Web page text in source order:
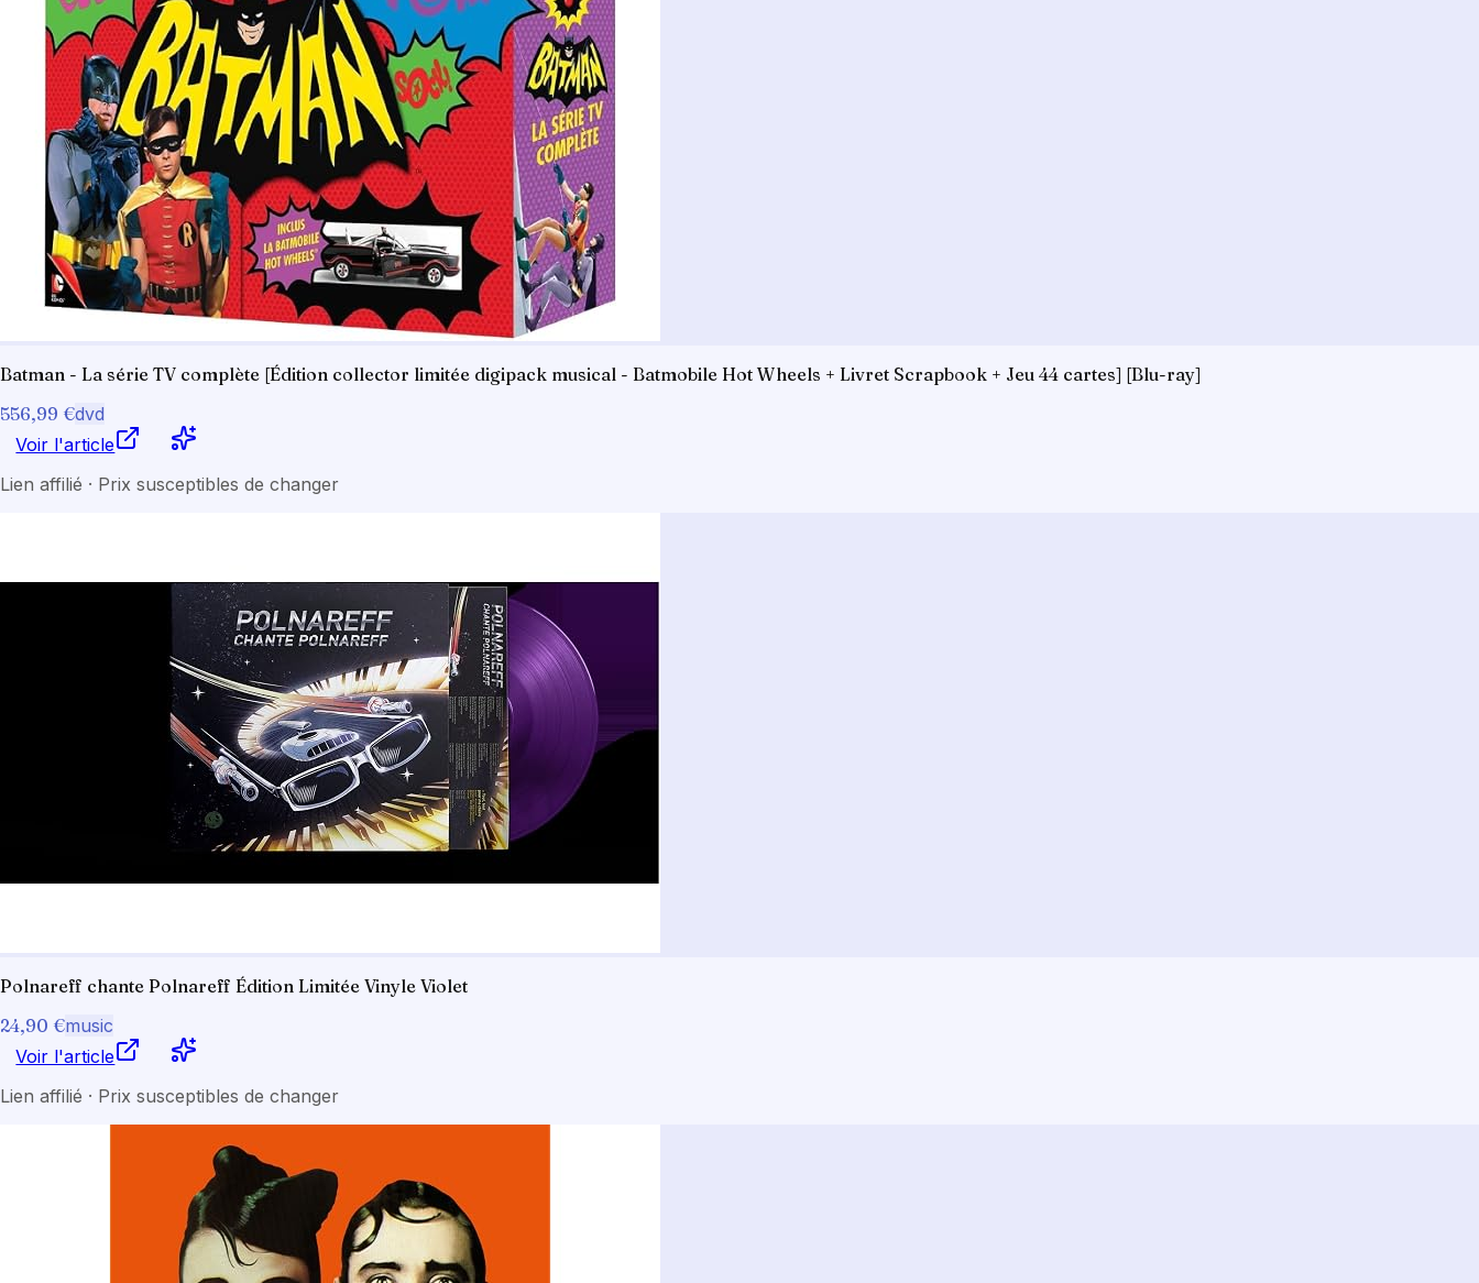
Batman - La série TV complète [Édition collector limitée digipack musical - Batmobile Hot Wheels + Livret Scrapbook + Jeu 44 cartes] [Blu-ray]
556,99 €dvd
Voir l'article
Lien affilié · Prix susceptibles de changer
Polnareff chante Polnareff Édition Limitée Vinyle Violet
24,90 €music
Voir l'article
Lien affilié · Prix susceptibles de changer